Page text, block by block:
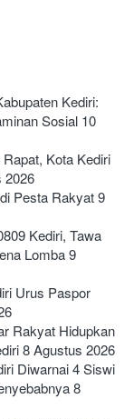
Kediri:
Sosial 10
Kota Kediri
2026
Pesta Rakyat9
Kediri, Tawa
Lomba9
Urus Paspor
Rakyat Hidupkan
8 Agustus 2026
Diwarnai 4 Siswi
8